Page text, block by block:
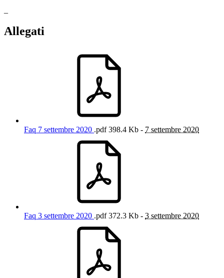
Allegati
Faq 7 settembre 2020 .pdf398.4 Kb - 7 settembre 2020
Faq 3 settembre 2020 .pdf372.3 Kb - 3 settembre 2020